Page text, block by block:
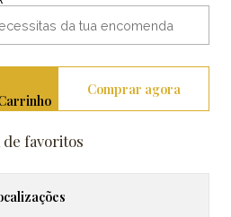
Comprar agora
favoritos